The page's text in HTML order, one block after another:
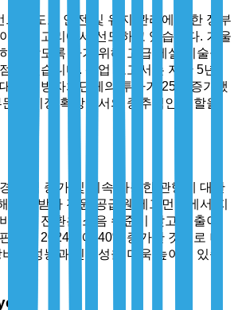
트는 도로 안전 및 유지 관리에 대한 정부
카테고리에서 선도하고 있습니다. 겨울
지 않도록 하기 위해 고급 제설 기술을
이 있습니다. 산업 보고서는 지난 5년
한 지방자치단체의 투자가 25% 증가했
의 시장 확장에서의 중추적인 역할을
인식 증가 및 지속 가능한 관행에 대한
지원받아 전원 공급원 세그먼트에서 지
로의 전환은 소음 수준이 낮고 배출이
매가 2024년에 40% 증가한 것으로 나
의 성능과 신뢰성을 더욱 높이고 있습